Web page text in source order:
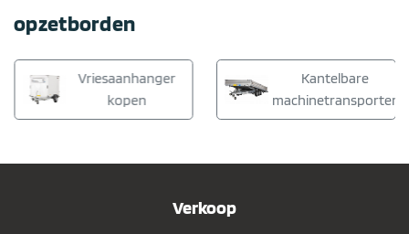
opzetborden
Vriesaanhanger
kopen
Kantelbare
machinetransporter
Verkoop